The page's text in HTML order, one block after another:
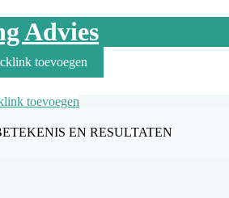
Advies
toevoegen
toevoegen
EN RESULTATEN